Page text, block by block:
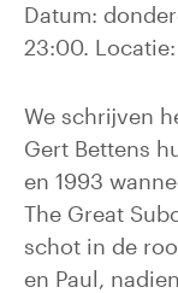
Datum:
23:00.
We schrijven
Gert Bettens
en 1993
The Great
schot in de
en Paul,